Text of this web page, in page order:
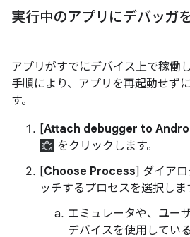
実行中のアプリにデバッガ
アプリがすでにデバイス上で稼働
手順により、アプリを再起動せず
す。
[Attach debugger to
をクリックします。
[Choose Process] ダイア
ッチするプロセスを選択しま
エミュレータや、ユー
デバイスを使用してい